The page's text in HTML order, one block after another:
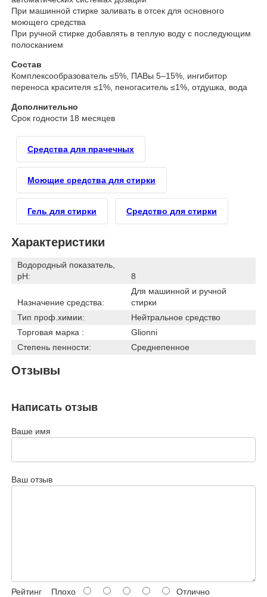
При машинной стирке заливать в отсек для основного
моющего средства
При ручной стирке добавлять в теплую воду с последующим
полосканием
Состав
Комплексообразователь ≤5%, ПАВы 5–15%, ингибитор
переноса красителя ≤1%, пеногаситель ≤1%, отдушка, вода
Дополнительно
Срок годности 18 месяцев
Средства для прачечных
Моющие средства для стирки
Гель для стирки Средство для стирки
Характеристики
Водородный показатель,
pH:
8
Назначение средства:
Для машинной и ручной
стирки
Тип проф.химии:
Нейтральное средство
Торговая марка :
Glionni
Степень пенности:
Среднепенное
Отзывы
Написать отзыв
Ваше имя
Ваш отзыв
РейтингПлохо
Отлично